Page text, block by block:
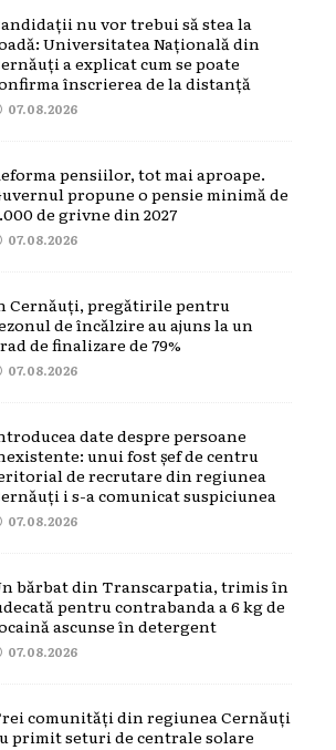
nu vor trebui să stea la
Universitatea Națională din
a explicat cum se poate
înscrierea de la distanță
07.08.2026
pensiilor, tot mai aproape.
propune o pensie minimă de
de grivne din 2027
07.08.2026
Cernăuți, pregătirile pentru
de încălzire au ajuns la un
de finalizare de 79%
07.08.2026
date despre persoane
unui fost șef de centru
de recrutare din regiunea
i s-a comunicat suspiciunea
07.08.2026
bărbat din Transcarpatia, trimis în
pentru contrabanda a 6 kg de
ascunse în detergent
07.08.2026
comunități din regiunea Cernăuți
primit seturi de centrale solare